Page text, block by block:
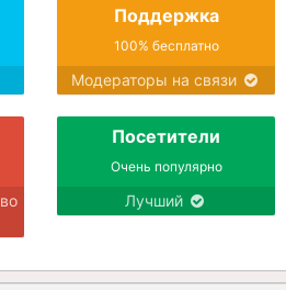
Поддержка
100% бесплатно
Модераторы на связи
Посетители
Очень популярно
Лучший